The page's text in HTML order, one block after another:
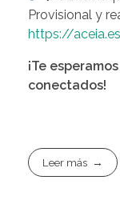
Provisional y
https://
¡Te
conectados!
Leer más